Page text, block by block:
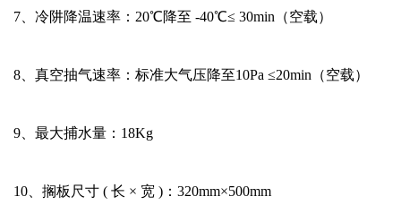
7、冷阱降温速率：20℃降至 -40℃≤ 30min（空载）
8、真空抽气速率：标准大气压降至10Pa ≤20min（空载）
9、最大捕水量：18Kg
10、搁板尺寸 ( 长 × 宽 )：320mm×500mm